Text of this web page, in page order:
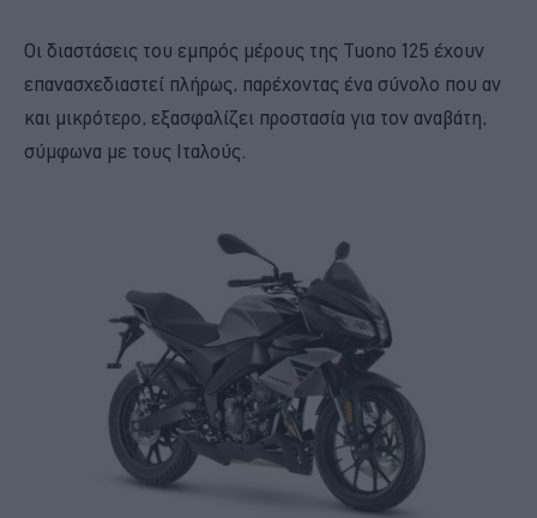
Οι διαστάσεις του εμπρός μέρους της Tuono 125 έχουν
επανασχεδιαστεί πλήρως, παρέχοντας ένα σύνολο που αν
και μικρότερο, εξασφαλίζει προστασία για τον αναβάτη,
σύμφωνα με τους Ιταλούς.